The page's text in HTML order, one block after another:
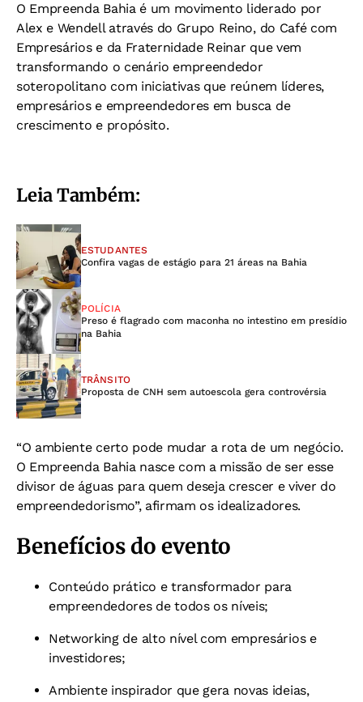
O Empreenda Bahia é um movimento liderado por
Alex e Wendell através do Grupo Reino, do Café com
Empresários e da Fraternidade Reinar que vem
transformando o cenário empreendedor
soteropolitano com iniciativas que reúnem líderes,
empresários e empreendedores em busca de
crescimento e propósito.
Leia Também:
ESTUDANTES
Confira vagas de estágio para 21 áreas na Bahia
POLÍCIA
Preso é flagrado com maconha no intestino em presídio
na Bahia
TRÂNSITO
Proposta de CNH sem autoescola gera controvérsia
“O ambiente certo pode mudar a rota de um negócio.
O Empreenda Bahia nasce com a missão de ser esse
divisor de águas para quem deseja crescer e viver do
empreendedorismo”, afirmam os idealizadores.
Benefícios do evento
Conteúdo prático e transformador para
empreendedores de todos os níveis;
Networking de alto nível com empresários e
investidores;
Ambiente inspirador que gera novas ideias,